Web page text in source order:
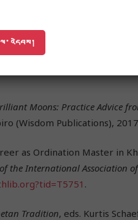
Moons: Practice Advice
(Wisdom Publications),
as Ordination Master in
the International Association
.
Tradition, eds. Kurtis